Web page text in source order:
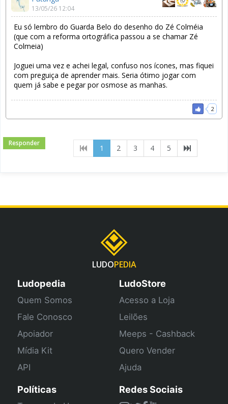
13/05/26 12:04
Eu só lembro do Guarda Belo do desenho do Zé Colméia
(que com a reforma ortográfica passou a se chamar Zé
Colmeia)
Joguei uma vez e achei legal, confuso nos ícones, mas fiquei
com preguiça de aprender mais. Seria ótimo jogar com
quem já sabe e pegar por osmose as manhas.
2
Responder
1 (current)
2 3 4 5
LUDOPEDIA
Ludopedia
Quem Somos
Fale Conosco
Apoiador
Mídia Kit
API
LudoStore
Acesso a Loja
Leilões
Meeps - Cashback
Quero Vender
Ajuda
Políticas Redes Sociais